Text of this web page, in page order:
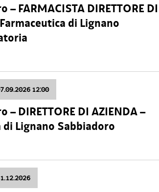
FARMACISTA DIRETTORE DI
di Lignano
12:00
DIRETTORE DI AZIENDA –
di Lignano Sabbiadoro